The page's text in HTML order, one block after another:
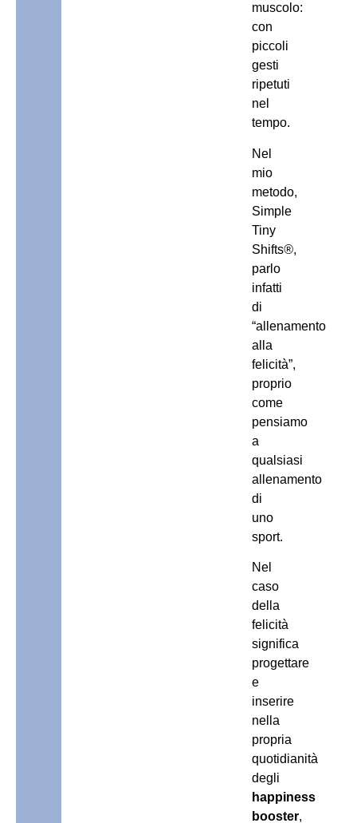
muscolo:
con
piccoli
gesti
ripetuti
nel
tempo.
Nel
mio
metodo,
Simple
Tiny
Shifts®,
parlo
infatti
di
“allenamento
alla
felicità”,
proprio
come
pensiamo
a
qualsiasi
allenamento
di
uno
sport.
Nel
caso
della
felicità
significa
progettare
e
inserire
nella
propria
quotidianità
degli
happiness
booster,